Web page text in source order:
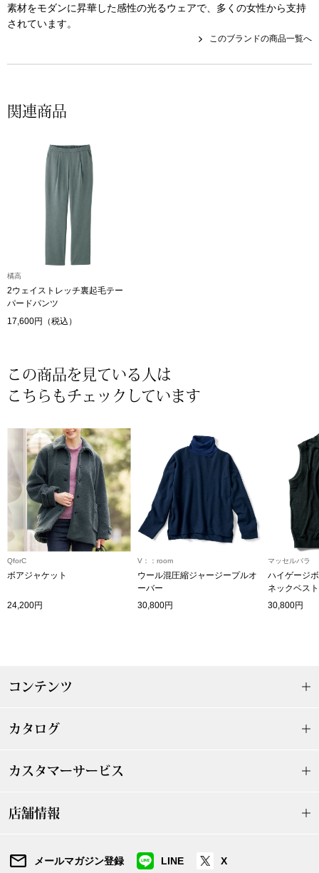
セイコー〉マウリッツハイス美術館公認フェ
ルメールオマージュウオッチ
ランド
すべて見る
プ
ス
スカーフ／ス
おすすめブラ
ザ･ノース･フ
ヘリーハンセン
おすすめ特集
素材をモダンに昇華した感性の光るウェアで、多くの女性から支持
されています。
このブランドの商品一覧へ
関連商品
橘高
2ウェイストレッチ裏起毛テー
パードパンツ
17,600円（税込）
この商品を見ている人は
こちらもチェックしています
QforC
ボアジャケット
24,200円
V：：room
ウール混圧縮ジャージープルオ
ーバー
30,800円
マッセルバラ
ハイゲージ
ネックベスト
30,800円
コンテンツ
カタログ
カスタマーサービス
店舗情報
メールマガジン登録 LINE X